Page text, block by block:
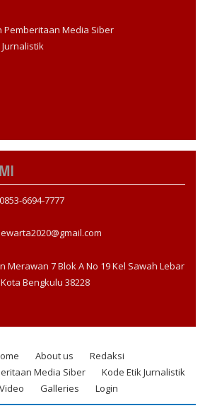
Pemberitaan Media Siber
6694-7777
7 Blok A No 19 Kel Sawah Lebar
Bengkulu 38228
About us
Redaksi
Media Siber
Kode Etik Jurnalistik
Video
Galleries Login